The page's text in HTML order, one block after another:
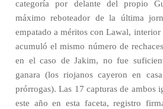
categoría por delante del propio
máximo reboteador de la última
empatado a méritos con Lawal,
acumuló el mismo número de
en el caso de Jakim, no fue
ganara (los riojanos cayeron en
prórrogas). Las 17 capturas de ambos
este año en esta faceta, registro